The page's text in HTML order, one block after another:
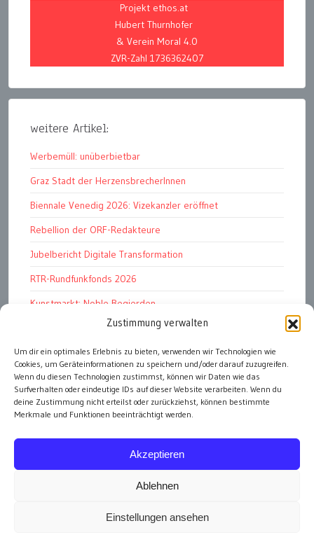
Zustimmung verwalten
Um dir ein optimales Erlebnis zu bieten, verwenden wir Technologien wie
Cookies, um Geräteinformationen zu speichern und/oder darauf zuzugreifen.
Wenn du diesen Technologien zustimmst, können wir Daten wie das
Surfverhalten oder eindeutige IDs auf dieser Website verarbeiten. Wenn du
deine Zustimmung nicht erteilst oder zurückziehst, können bestimmte
Merkmale und Funktionen beeinträchtigt werden.
Akzeptieren
Ablehnen
Einstellungen ansehen
Projekt ethos.at
Hubert Thurnhofer
& Verein Moral 4.0
ZVR-Zahl 1736362407
weitere Artikel:
Werbemüll: unüberbietbar
Graz Stadt der HerzensbrecherInnen
Biennale Venedig 2026: Vizekanzler eröffnet
Rebellion der ORF-Redakteure
Jubelbericht Digitale Transformation
RTR-Rundfunkfonds 2026
Kunstmarkt: Noble Begierden
Woher kommen die „Wiederösterreicher“?
DDR 4.0: Der Fall Dr Witzschel u.a.
In Memoriam Hermine Thurnhofer
alle Artikel
Impressum